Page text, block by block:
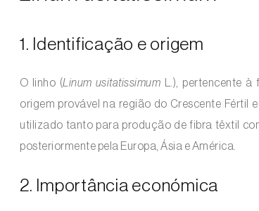
1. Identificação e origem
O linho (Linum usitatissimum L.), pertencente
origem provável na região do Crescente Fértil
utilizado tanto para produção de fibra têxtil
posteriormente pela Europa, Ásia e América.
2. Importância económica